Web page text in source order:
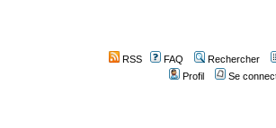
RSS FAQ
Rechercher
Profil
Se